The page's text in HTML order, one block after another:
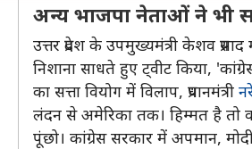
अन्य भाजपा नेताओं ने भी
उत्तर प्रदेश के उपमुख्यमंत्री केशव
निशाना साधते हुए ट्वीट किया,
का सत्ता वियोग में विलाप, प्रधानमंत्री
लंदन से अमेरिका तक। हिम्मत है तो
पूंछो। कांग्रेस सरकार में अपमान,